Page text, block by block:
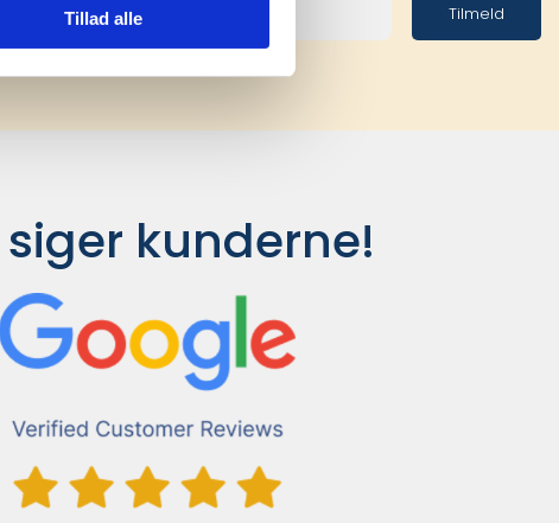
Tillad alle Tilmeld
siger kunderne!